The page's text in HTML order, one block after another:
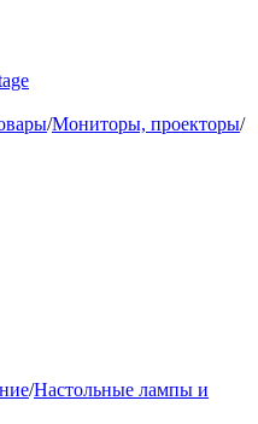
/Мониторы, проекторы/
/Настольные лампы и